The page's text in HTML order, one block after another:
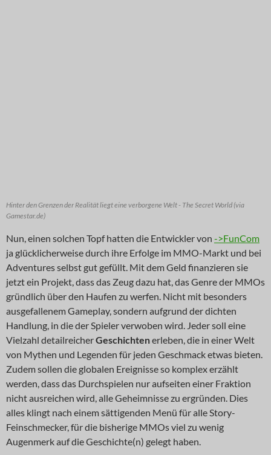
Hinter den Grenzen der Realität liegt eine verborgene Welt - The Secret World (via
Gamestar.de)
Nun, einen solchen Topf hatten die Entwickler von ->FunCom
ja glücklicherweise durch ihre Erfolge im MMO-Markt und bei
Adventures selbst gut gefüllt. Mit dem Geld finanzieren sie
jetzt ein Projekt, dass das Zeug dazu hat, das Genre der MMOs
gründlich über den Haufen zu werfen. Nicht mit besonders
ausgefallenem Gameplay, sondern aufgrund der dichten
Handlung, in die der Spieler verwoben wird. Jeder soll eine
Vielzahl detailreicherGeschichtenerleben, die in einer Welt
von Mythen und Legenden für jeden Geschmack etwas bieten.
Zudem sollen die globalen Ereignisse so komplex erzählt
werden, dass das Durchspielen nur aufseiten einer Fraktion
nicht ausreichen wird, alle Geheimnisse zu ergründen. Dies
alles klingt nach einem sättigenden Menü für alle Story-
Feinschmecker, für die bisherige MMOs viel zu wenig
Augenmerk auf die Geschichte(n) gelegt haben.